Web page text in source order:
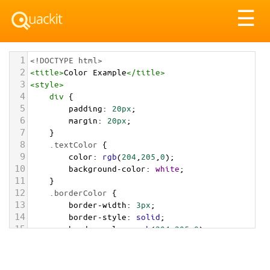
☰
1 <!DOCTYPE html>
2 <title>Color Example</title>
3 <style>
4 div {
5 padding: 20px;
6 margin: 20px;
7 }
8 .textColor {
9 color: rgb(204 205 0);
10 background-color: white;
11 }
12 .borderColor {
13 border-width: 3px;
14 border-style: solid;
15 border-color: rgb(204,205,0);